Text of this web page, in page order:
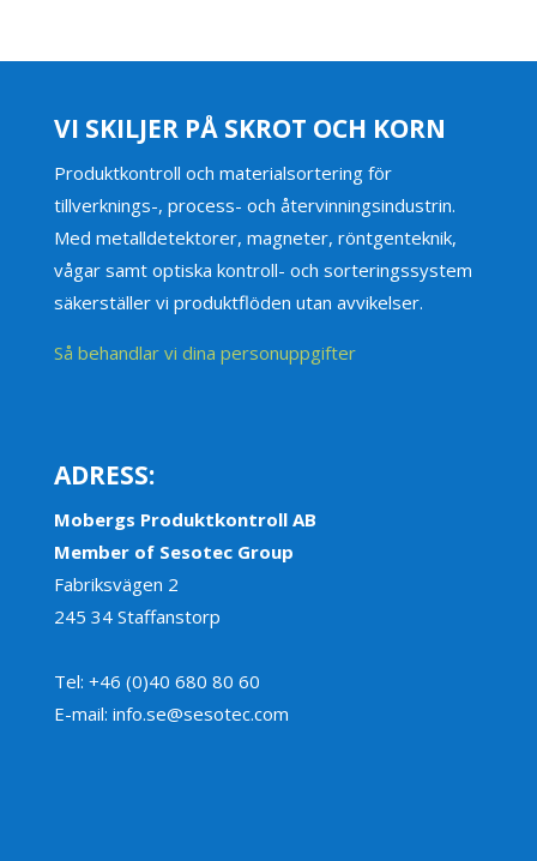
VI SKILJER PÅ SKROT OCH KORN
Produktkontroll och materialsortering för
tillverknings-, process- och återvinningsindustrin.
Med metalldetektorer, magneter, röntgenteknik,
vågar samt optiska kontroll- och sorteringssystem
säkerställer vi produktflöden utan avvikelser.
Så behandlar vi dina personuppgifter
ADRESS:
Mobergs Produktkontroll AB
Member of Sesotec Group
Fabriksvägen 2
245 34 Staffanstorp
Tel: +46 (0)40 680 80 60
E-mail: info.se@sesotec.com